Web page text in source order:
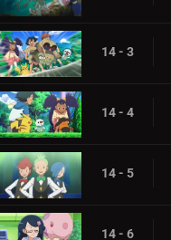
14 - 3
14 - 4
14 - 5
14 - 6